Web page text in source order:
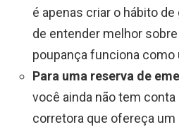
é apenas criar o hábito
de entender melhor
poupança funciona como
Para uma reserva de
você ainda não tem
corretora que ofereça um